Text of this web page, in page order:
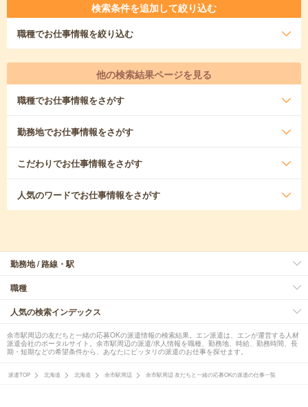
検索条件を追加して絞り込む
職種でお仕事情報を絞り込む
他の検索結果ページを見る
職種でお仕事情報をさがす
勤務地でお仕事情報をさがす
こだわりでお仕事情報をさがす
人気のワードでお仕事情報をさがす
勤務地 / 路線・駅
職種
人気の検索インデックス
余市駅周辺の友だちと一緒の応募OKの派遣情報の検索結果。エン派遣は、エンが運営する人材
派遣会社のポータルサイト。余市駅周辺の派遣/求人情報を職種、勤務地、時給、勤務時間、長
期・短期などの希望条件から、あなたにピッタリの派遣のお仕事を探せます。
派遣TOP 北海道 北海道 余市駅周辺 余市駅周辺 友だちと一緒の応募OKの派遣の仕事一覧